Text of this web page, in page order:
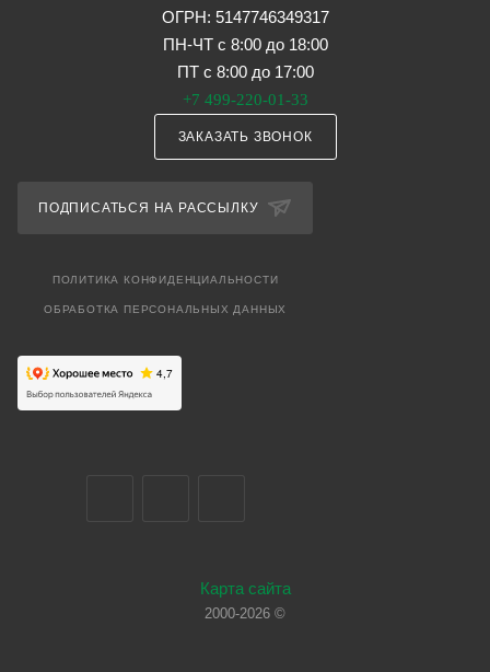
ОГРН: 5147746349317
ПН-ЧТ с 8:00 до 18:00
ПТ с 8:00 до 17:00
+7 499-220-01-33
ЗАКАЗАТЬ ЗВОНОК
ПОДПИСАТЬСЯ НА РАССЫЛКУ
ПОЛИТИКА КОНФИДЕНЦИАЛЬНОСТИ
ОБРАБОТКА ПЕРСОНАЛЬНЫХ ДАННЫХ
Карта сайта
2000-2026 ©